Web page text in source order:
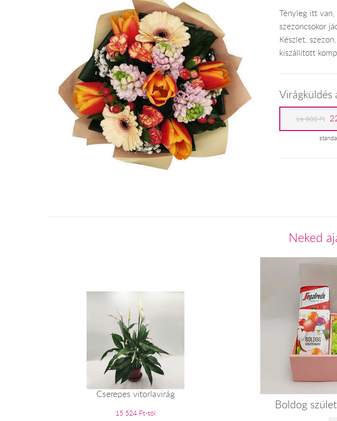
Tényleg itt van,
szezoncsokor
Készlet,
kiszállított
Virágküldés
16 800 Ft
Neked
Cserepes vitorlavirág
15 524 Ft-tól
Boldog